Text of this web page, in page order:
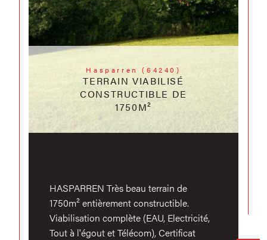
Hasparren (64240)
TERRAIN VIABILISÉ
CONSTRUCTIBLE DE
1750M²
HASPARREN Très beau terrain de
1750m² entièrement constructible.
Viabilisation complète (EAU, Electricité,
Tout à l'égout et Télécom), Certificat